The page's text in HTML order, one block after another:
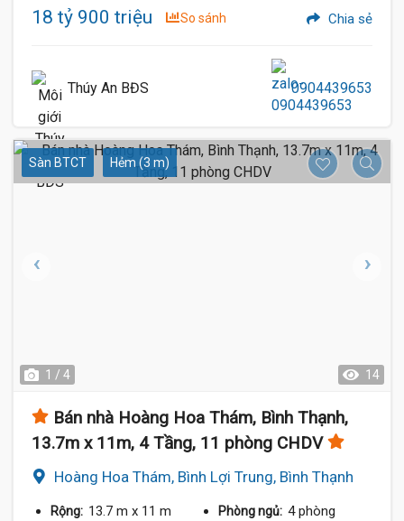
18 tỷ 900 triệu So sánh Chia sẻ
Thúy An BĐS 0904439653
Sàn BTCT Hẻm (3 m)
1 / 4 14
Bán nhà Hoàng Hoa Thám, Bình Thạnh,
13.7m x 11m, 4 Tầng, 11 phòng CHDV
Hoàng Hoa Thám, Bình Lợi Trung, Bình Thạnh
Rộng: 13.7 m x 11 m Phòng ngủ: 4 phòng